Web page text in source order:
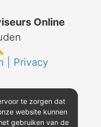
Online
| Privacy
te zorgen dat
website kunnen
gebruiken van de